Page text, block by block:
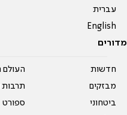
עברית
English
מדורים
חדשות
מבזקים
ביטחוני
העולם
תרבות
ספורט